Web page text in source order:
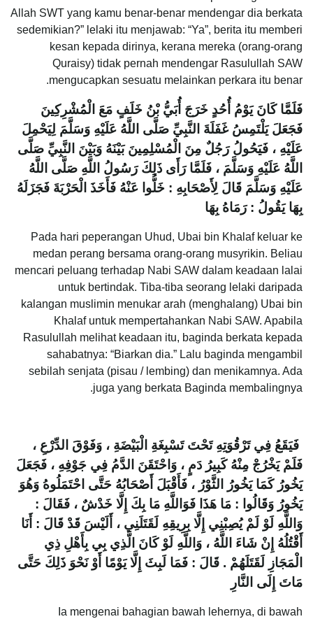
Allah SWT yang kamu benar-benar mendengar dia berkata
sedemikian?” lelaki itu menjawab: “Ya”, berita itu memberi
kesan kepada dirinya, kerana mereka (orang-orang
Quraisy) tidak pernah mendengar Rasulullah SAW
mengucapkan sesuatu melainkan perkara itu benar.
فَلَمَّا كَانَ يَوْمُ أُحُدٍ خَرَجَ أُبَيُّ بْنُ خَلَفٍ مَعَ الْمُشْرِكِينَ
فَجَعَلَ يَلْتَمِسُ غَفَلَةَ النَّبِيِّ صَلَّى اللَّهُ عَلَيْهِ وَسَلَّمَ لِيَحْمِلَ
عَلَيْهِ ، فَيَحُولُ رَجُلٌ مِنَ الْمُسْلِمِينَ بَيْنَهُ وَبَيْنَ النَّبِيِّ صَلَّى
اللَّهُ عَلَيْهِ وَسَلَّمَ ، فَلَمَّا رَأَى ذَلِكَ رَسُولُ اللَّهِ صَلَّى اللَّهُ
عَلَيْهِ وَسَلَّمَ قَالَ لِأَصْحَابِهِ : خَلُّوا عَنْهُ فَأَخَذَ الْحَرْبَةَ فَجَزَلَهُ
بِهَا يَقُولُ : رَمَاهُ بِهَا
Pada hari peperangan Uhud, Ubai bin Khalaf keluar ke
medan perang bersama orang-orang musyrikin. Beliau
mencari peluang terhadap Nabi SAW dalam keadaan lalai
untuk bertindak. Tiba-tiba seorang lelaki daripada
kalangan muslimin menukar arah (menghalang) Ubai bin
Khalaf untuk mempertahankan Nabi SAW. Apabila
Rasulullah melihat keadaan itu, baginda berkata kepada
sahabatnya: “Biarkan dia.” Lalu baginda mengambil
sebilah senjata (pisau / lembing) dan menikamnya. Ada
juga yang berkata Baginda membalingnya.
فَيَقَعُ فِي تَرْقُوَتِهِ تَحْتَ تَسْبِغَةِ الْبَيْضَةِ ، وَفَوْقَ الدِّرْعِ ،
فَلَمْ يَخْرُجْ مِنْهُ كَبِيرُ دَمٍ ، وَاحْتَقَنَ الدَّمُ فِي جَوْفِهِ ، فَجَعَلَ
يَخُورُ كَمَا يَخُورُ الثَّوْرُ ، فَأَقْبَلَ أَصْحَابُهُ حَتَّى احْتَمَلُوهُ وَهُوَ
يَخُورُ وَقَالُوا : مَا هَذَا فَوَاللَّهِ مَا بِكَ إِلَّا خَدْشٌ ، فَقَالَ :
وَاللَّهِ لَوْ لَمْ يُصِبْنِي إِلَّا بِرِيقِهِ لَقَتَلَنِي ، أَلَيْسَ قَدْ قَالَ : أَنَا
أَقْتُلُهُ إِنْ شَاءَ اللَّهُ ، وَاللَّهِ لَوْ كَانَ الَّذِي بِي بِأَهْلِ ذِي
الْمَجَازِ لَقَتَلَهُمْ . قَالَ : فَمَا لَبِثَ إِلَّا يَوْمًا أَوْ نَحْوَ ذَلِكَ حَتَّى
مَاتَ إِلَى النَّارِ
Ia mengenai bahagian bawah lehernya, di bawah